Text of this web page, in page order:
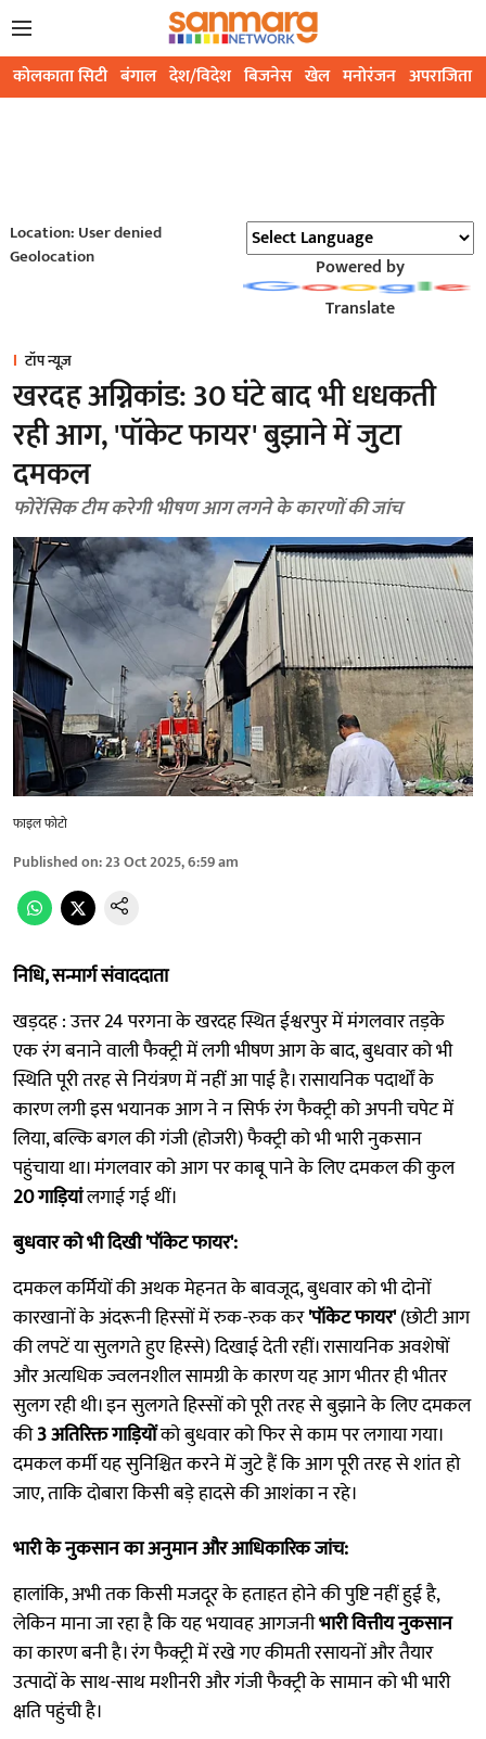
कोलकाता सिटी बंगाल देश/विदेश बिजनेस खेल मनोरंजन अपराजिता
Location: User denied
Geolocation
Powered by
Translate
टॉप न्यूज़
खरदह अग्निकांड: 30 घंटे बाद भी धधकती
रही आग, 'पॉकेट फायर' बुझाने में जुटा
दमकल
फोरेंसिक टीम करेगी भीषण आग लगने के कारणों की जांच
फाइल फोटो
Published on:23 Oct 2025, 6:59 am
निधि, सन्मार्ग संवाददाता
खड़दह : उत्तर 24 परगना के खरदह स्थित ईश्वरपुर में मंगलवार तड़के
एक रंग बनाने वाली फैक्ट्री में लगी भीषण आग के बाद, बुधवार को भी
स्थिति पूरी तरह से नियंत्रण में नहीं आ पाई है। रासायनिक पदार्थों के
कारण लगी इस भयानक आग ने न सिर्फ रंग फैक्ट्री को अपनी चपेट में
लिया, बल्कि बगल की गंजी (होजरी) फैक्ट्री को भी भारी नुकसान
पहुंचाया था। मंगलवार को आग पर काबू पाने के लिए दमकल की कुल
20 गाड़ियांलगाई गई थीं।
बुधवार को भी दिखी 'पॉकेट फायर':
दमकल कर्मियों की अथक मेहनत के बावजूद, बुधवार को भी दोनों
कारखानों के अंदरूनी हिस्सों में रुक-रुक कर'पॉकेट फायर'(छोटी आग
की लपटें या सुलगते हुए हिस्से) दिखाई देती रहीं। रासायनिक अवशेषों
और अत्यधिक ज्वलनशील सामग्री के कारण यह आग भीतर ही भीतर
सुलग रही थी। इन सुलगते हिस्सों को पूरी तरह से बुझाने के लिए दमकल
की3 अतिरिक्त गाड़ियोंको बुधवार को फिर से काम पर लगाया गया।
दमकल कर्मी यह सुनिश्चित करने में जुटे हैं कि आग पूरी तरह से शांत हो
जाए, ताकि दोबारा किसी बड़े हादसे की आशंका न रहे।
भारी के नुकसान का अनुमान और आधिकारिक जांच:
हालांकि, अभी तक किसी मजदूर के हताहत होने की पुष्टि नहीं हुई है,
लेकिन माना जा रहा है कि यह भयावह आगजनीभारी वित्तीय नुकसान
का कारण बनी है। रंग फैक्ट्री में रखे गए कीमती रसायनों और तैयार
उत्पादों के साथ-साथ मशीनरी और गंजी फैक्ट्री के सामान को भी भारी
क्षति पहुंची है।